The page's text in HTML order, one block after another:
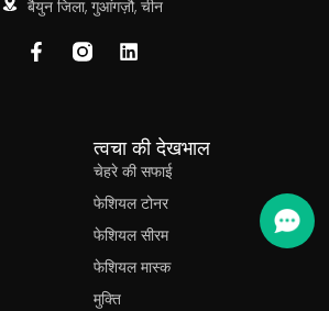
बैयुन जिला, गुआंगज़ौ, चीन
त्वचा की देखभाल
चेहरे की सफाई
फेशियल टोनर
फेशियल सीरम
फेशियल मास्क
मुक्ति